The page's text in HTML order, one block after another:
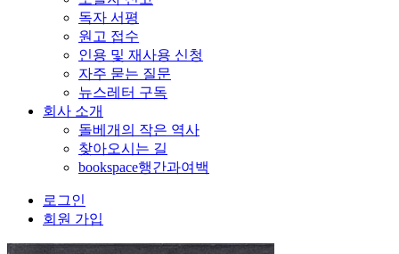
독자 서평
원고 접수
인용 및 재사용 신청
자주 묻는 질문
뉴스레터 구독
회사 소개
돌베개의 작은 역사
찾아오시는 길
bookspace행간과여백
로그인
회원 가입